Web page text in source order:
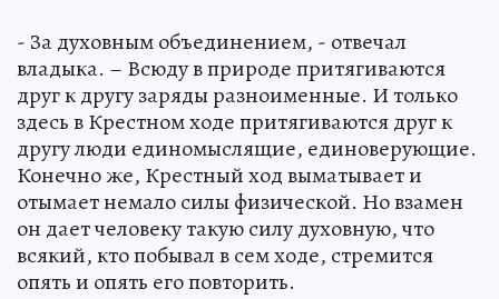
- За духовным объединением, - отвечал
владыка. – Всюду в природе притягиваются
друг к другу заряды разноименные. И только
здесь в Крестном ходе притягиваются друг к
другу люди единомыслящие, единоверующие.
Конечно же, Крестный ход выматывает и
отымает немало силы физической. Но взамен
он дает человеку такую силу духовную, что
всякий, кто побывал в сем ходе, стремится
опять и опять его повторить.